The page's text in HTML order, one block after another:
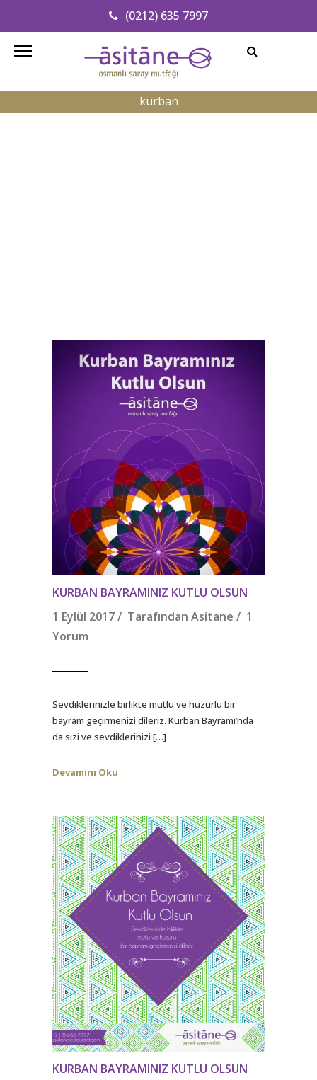
(0212) 635 7997
Adresimizi Bulun
info@asitanerestaurant.com
kurban
KURBAN BAYRAMINIZ KUTLU OLSUN
1 Eylül 2017 / Tarafından Asitane / 1
Yorum
Sevdiklerinizle birlikte mutlu ve huzurlu bir
bayram geçirmenizi dileriz. Kurban Bayramı’nda
da sizi ve sevdiklerinizi […]
Devamını Oku
KURBAN BAYRAMINIZ KUTLU OLSUN